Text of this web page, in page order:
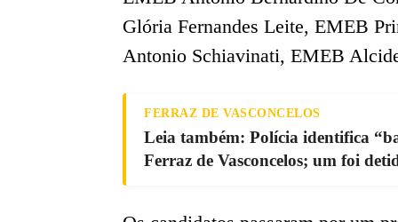
Glória Fernandes Leite, EMEB
Antonio Schiavinati, EMEB
FERRAZ DE VASCONCELOS
Leia também: Polícia identifica
Ferraz de Vasconcelos; um foi